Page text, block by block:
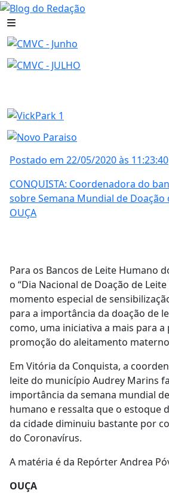
Postado em 22/05/2020 às 11:23:40
CONQUISTA: Coordenadora do
sobre Semana Mundial de Doação
OUÇA
Para os Bancos de Leite Humano
o “Dia Nacional de Doação de
momento especial de
para a importância da doação de
como, uma iniciativa a mais para a
promoção do aleitamento
Em Vitória da Conquista, a
leite do município Audrey Marins
importância da semana mundial
humano e ressalta que o estoque
da cidade diminuiu bastante por
do Coronavírus.
A matéria é da Repórter Andrea
OUÇA